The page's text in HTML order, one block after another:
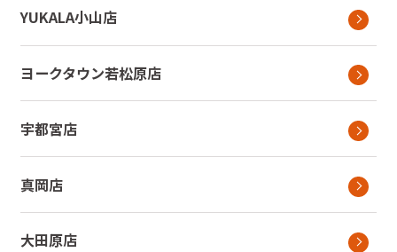
YUKALA小山店
ヨークタウン若松原店
宇都宮店
真岡店
大田原店